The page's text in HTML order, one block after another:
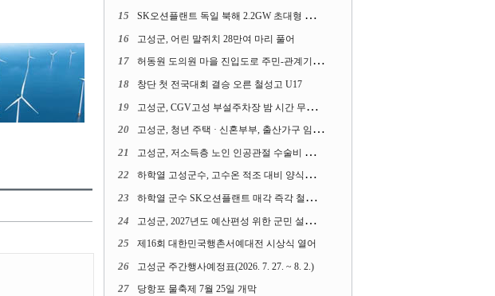
15 SK오션플랜트 독일 북해 2.2GW 초대형 해상변전소 하부구조물 수주
16 고성군, 어린 말쥐치 28만여 마리 풀어
17 허동원 도의원 마을 진입도로 주민-관계기관과 함께 간담회 열어
18 창단 첫 전국대회 결승 오른 철성고 U17
19 고성군, CGV고성 부설주차장 밤 시간 무료 개방한다
20 고성군, 청년 주택 · 신혼부부, 출산가구 임차보증금 대출이자 지원사업 시행
21 고성군, 저소득층 노인 인공관절 수술비 지원사업 계속 추진
22 하학열 고성군수, 고수온 적조 대비 양식장 현장점검
23 하학열 군수 SK오션플랜트 매각 즉각 철회 촉구 기자회견 열어
24 고성군, 2027년도 예산편성 위한 군민 설문조사 실시
25 제16회 대한민국행촌서예대전 시상식 열어
26 고성군 주간행사예정표(2026. 7. 27. ~ 8. 2.)
27 당항포 물축제 7월 25일 개막